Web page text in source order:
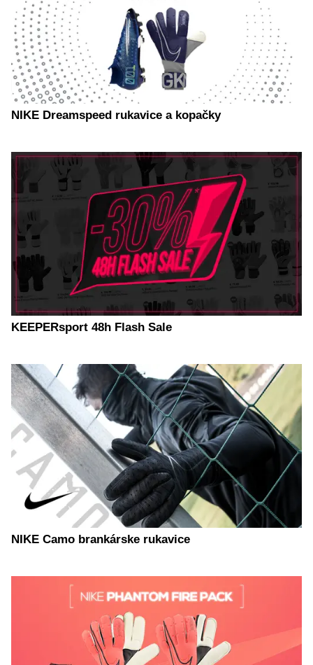
NIKE Dreamspeed rukavice a kopačky
KEEPERsport 48h Flash Sale
NIKE Camo brankárske rukavice